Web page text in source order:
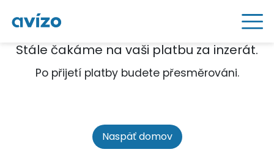
Stále čakáme na vaši platbu za inzerát.
Po přijetí platby budete přesměrováni.
Naspäť domov